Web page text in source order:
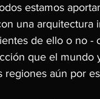
estamos
una arquitectura
de ello o no -
que el mundo
regiones aún por